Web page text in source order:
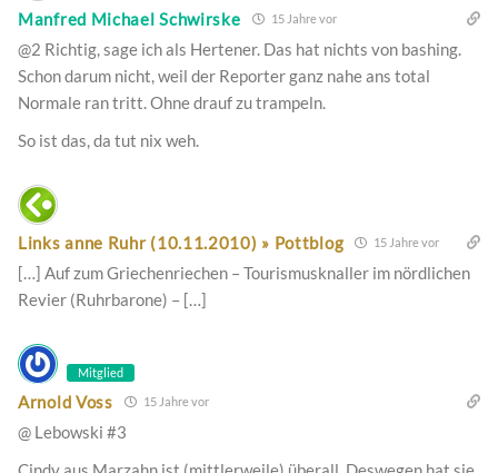
Manfred Michael Schwirske 15 Jahre vor
@2 Richtig, sage ich als Hertener. Das hat nichts von bashing.
Schon darum nicht, weil der Reporter ganz nahe ans total
Normale ran tritt. Ohne drauf zu trampeln.
So ist das, da tut nix weh.
Links anne Ruhr (10.11.2010) » Pottblog 15 Jahre vor
[…] Auf zum Griechenriechen – Tourismusknaller im nördlichen
Revier (Ruhrbarone) – […]
Mitglied
Arnold Voss 15 Jahre vor
@ Lebowski #3